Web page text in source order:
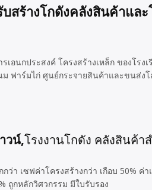
บสร้างโกดังคลังสินค้าแล
เอนกประสงค์ โครงสร้างเหล็ก ของ
ฟาร์มไก่ ศูนย์กระจายสินค้าและขนส่ง
วน์,โรงงานโกดัง คลังสินค้าส
กว่า เซฟค่าโครงสร้างกว่า เกือบ 50% ค่า
ถูกหลักวิศวกรรม มีใบรับรอง